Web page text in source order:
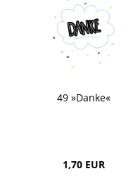
49 »Danke«
1,70 EUR